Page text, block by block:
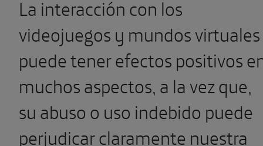
La interacción con los
videojuegos y mundos virtuales
puede tener efectos positivos
muchos aspectos, a la vez que,
su abuso o uso indebido puede
perjudicar claramente nuestra